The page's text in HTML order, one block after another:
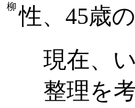
柳 性、45歳
現在、
整理を